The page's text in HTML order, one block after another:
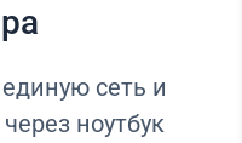
сеть и
ноутбук